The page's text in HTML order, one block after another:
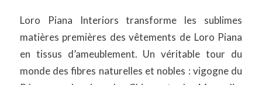
Loro Piana Interiors transforme les sublimes
matières premières des vêtements de Loro Piana
en tissus d’ameublement. Un véritable tour du
monde des fibres naturelles et nobles : vigogne du